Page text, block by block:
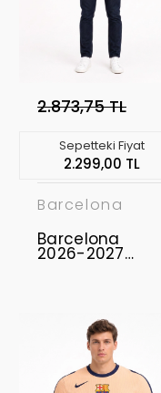
2.873,75 TL
Sepetteki Fiyat
2.299,00 TL
Barcelona
Barcelona
2026-2027